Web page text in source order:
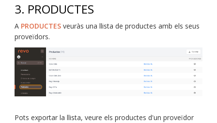
3. PRODUCTES
A PRODUCTES veuràs una llista de productes amb els seus
proveïdors.
Pots exportar la llista, veure els productes d'un proveïdor